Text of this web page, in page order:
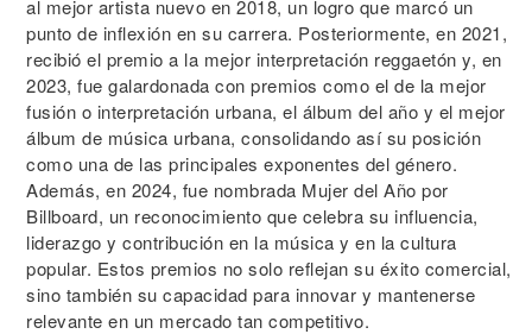
al mejor artista nuevo en 2018, un logro que marcó un
punto de inflexión en su carrera. Posteriormente, en 2021,
recibió el premio a la mejor interpretación reggaetón y, en
2023, fue galardonada con premios como el de la mejor
fusión o interpretación urbana, el álbum del año y el mejor
álbum de música urbana, consolidando así su posición
como una de las principales exponentes del género.
Además, en 2024, fue nombrada Mujer del Año por
Billboard, un reconocimiento que celebra su influencia,
liderazgo y contribución en la música y en la cultura
popular. Estos premios no solo reflejan su éxito comercial,
sino también su capacidad para innovar y mantenerse
relevante en un mercado tan competitivo.